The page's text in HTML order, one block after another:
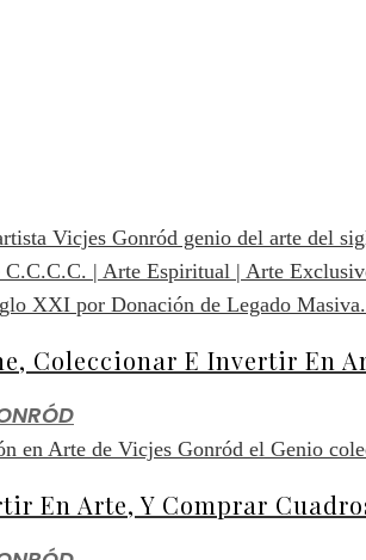
Coleccionar E Invertir En
En Arte, Y Comprar